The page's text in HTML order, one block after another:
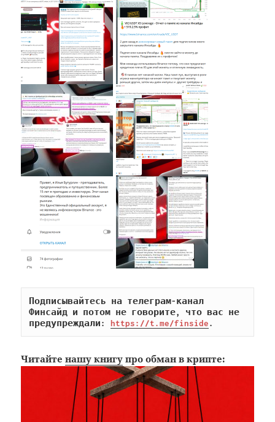
Подписывайтесь на телеграм-канал
Финсайд и потом не говорите, что вас не
предупреждали: https://t.me/finside.
Читайтенашу книгу про обман в крипте: